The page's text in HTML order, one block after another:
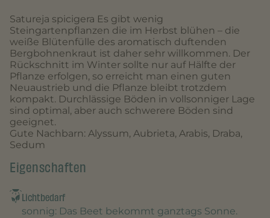
Satureja spicigera Es gibt wenig
Steingartenpflanzen die im Herbst blühen – die
weiße Blütenfülle des aromatisch duftenden
Bergbohnenkraut ist daher sehr willkommen. Der
Rückschnitt im Winter sollte nur auf Hälfte der
Pflanze erfolgen, so erreicht man einen guten
Neuaustrieb und die Pflanze bleibt trotzdem
kompakt. Durchlässige Böden in vollsonniger Lage
sind optimal, aber auch schwerere Böden sind
geeignet.
Gute Nachbarn: Alyssum, Aubrieta, Arabis, Draba,
Sedum
Eigenschaften
Lichtbedarf
sonnig: Das Beet bekommt ganztags Sonne.